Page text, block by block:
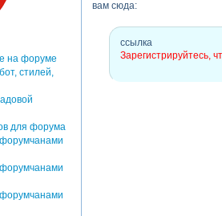
вам сюда:
ссылка
Зарегистрируйтесь,